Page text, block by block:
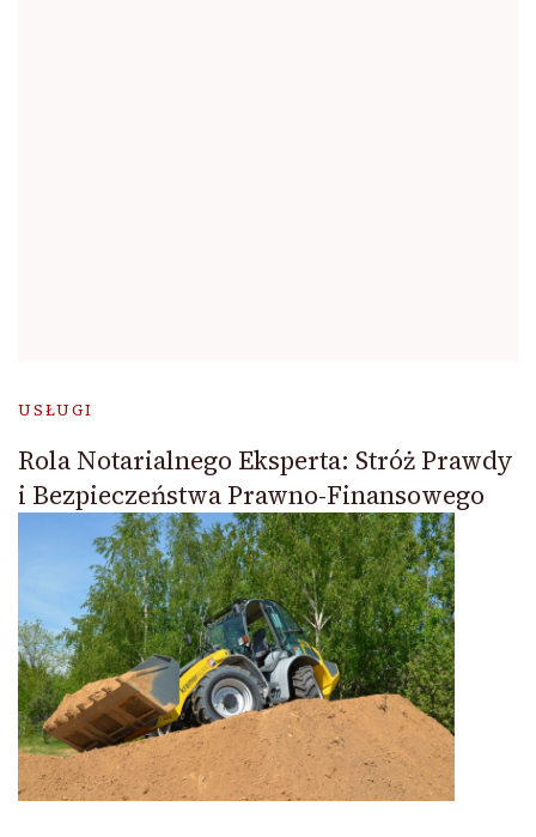
USŁUGI
Rola Notarialnego Eksperta: Stróż Prawdy
i Bezpieczeństwa Prawno-Finansowego